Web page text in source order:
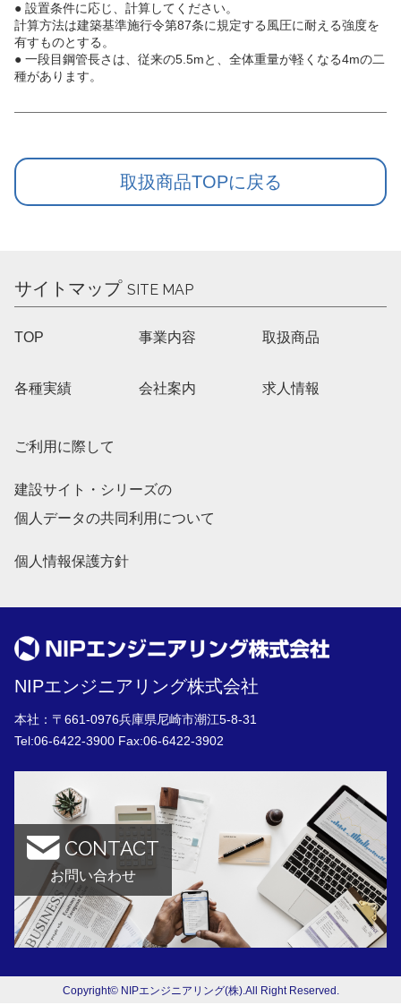
● 設置条件に応じ、計算してください。
計算方法は建築基準施行令第87条に規定する風圧に耐える強度を
有すものとする。
● 一段目鋼管長さは、従来の5.5mと、全体重量が軽くなる4mの二
種があります。
取扱商品TOPに戻る
サイトマップ SITE MAP
TOP 事業内容 取扱商品
各種実績 会社案内 求人情報
ご利用に際して
建設サイト・シリーズの
個人データの共同利用について
個人情報保護方針
NIPエンジニアリング株式会社
本社：〒661-0976兵庫県尼崎市潮江5-8-31
Tel:06-6422-3900 Fax:06-6422-3902
CONTACT
お問い合わせ
Copyright© NIPエンジニアリング(株).All Right Reserved.